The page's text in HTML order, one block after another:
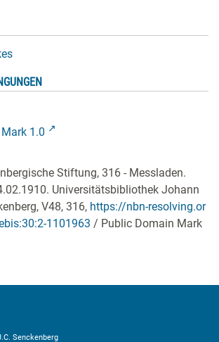
1.0
Stiftung, 316 - Messladen.
Universitätsbibliothek Johann
V48, 316, https://nbn-resolving.or
1101963 / Public Domain Mark
Senckenberg